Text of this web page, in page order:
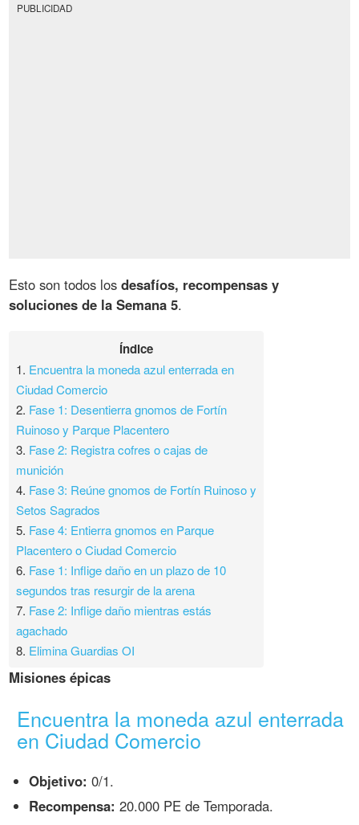
PUBLICIDAD
Esto son todos losdesafíos, recompensas y
soluciones de la Semana 5.
Índice
1. Encuentra la moneda azul enterrada en
Ciudad Comercio
2. Fase 1: Desentierra gnomos de Fortín
Ruinoso y Parque Placentero
3. Fase 2: Registra cofres o cajas de
munición
4. Fase 3: Reúne gnomos de Fortín Ruinoso y
Setos Sagrados
5. Fase 4: Entierra gnomos en Parque
Placentero o Ciudad Comercio
6. Fase 1: Inflige daño en un plazo de 10
segundos tras resurgir de la arena
7. Fase 2: Inflige daño mientras estás
agachado
8. Elimina Guardias OI
Misiones épicas
Encuentra la moneda azul enterrada
en Ciudad Comercio
Objetivo: 0/1.
Recompensa: 20.000 PE de Temporada.